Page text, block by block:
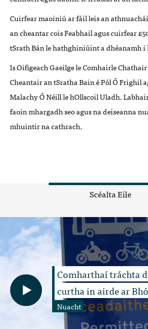
Cuirfear maoiniú ar fáil leis an
an cheantar cois Feabhail agus cuirfear
tSrath Bán le hathghiniúint a dhéanamh i
Is Oifigeach Gaeilge le Comhairle
Cheantair an tSratha Bain é Pól Ó Frighil
Malachy Ó Néill le hOllscoil Uladh.
faoin mhargadh seo agus na deiseanna
mhuintir na cathrach.
Scéalta Eile
Comharthaí tráchta
curtha in airde ar
Nuacht